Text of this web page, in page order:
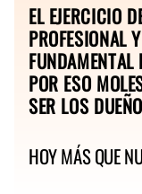
EL EJERCICIO
PROFESIONAL
POR ESO
SER LOS
HOY MÁS QUE